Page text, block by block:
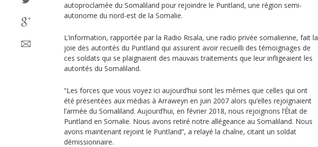
autoproclamée du Somaliland pour rejoindre le Puntland, une région semi-
autonome du nord-est de la Somalie.
L’information, rapportée par la Radio Risala, une radio privée somalienne, fait la
joie des autorités du Puntland qui assurent avoir recueilli des témoignages de
ces soldats qui se plaignaient des mauvais traitements que leur infligeaient les
autorités du Somaliland.
“Les forces que vous voyez ici aujourd’hui sont les mêmes que celles qui ont
été présentées aux médias à Arraweyn en juin 2007 alors qu’elles rejoignaient
l’armée du Somaliland. Aujourd’hui, en février 2018, nous rejoignons l‘État de
Puntland en Somalie. Nous avons retiré notre allégeance au Somaliland. Nous
avons maintenant rejoint le Puntland”, a relayé la chaîne, citant un soldat
démissionnaire.